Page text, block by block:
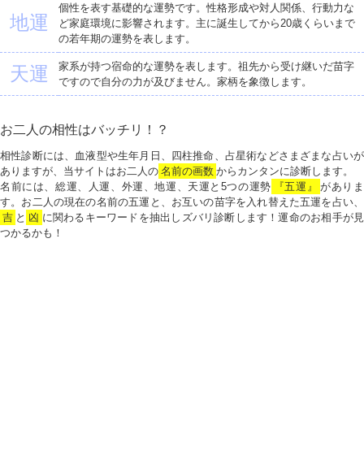
地運
個性を表す基礎的な運勢です。性格形成や対人関係、行動力な
ど家庭環境に影響されます。主に誕生してから20歳くらいまで
の若年期の運勢を表します。
天運
家系が持つ宿命的な運勢を表します。祖先から受け継いだ苗字
ですので自分の力が及びません。家柄を象徴します。
お二人の相性はバッチリ！？
相性診断には、血液型や生年月日、四柱推命、占星術などさまざまな占いが
ありますが、当サイトはお二人の 名前の画数 からカンタンに診断します。
名前には、総運、人運、外運、地運、天運と5つの運勢
『五運』
がありま
す。お二人の現在の名前の五運と、お互いの苗字を入れ替えた五運を占い、
吉 と 凶 に関わるキーワードを抽出しズバリ診断します！運命のお相手が見
つかるかも！